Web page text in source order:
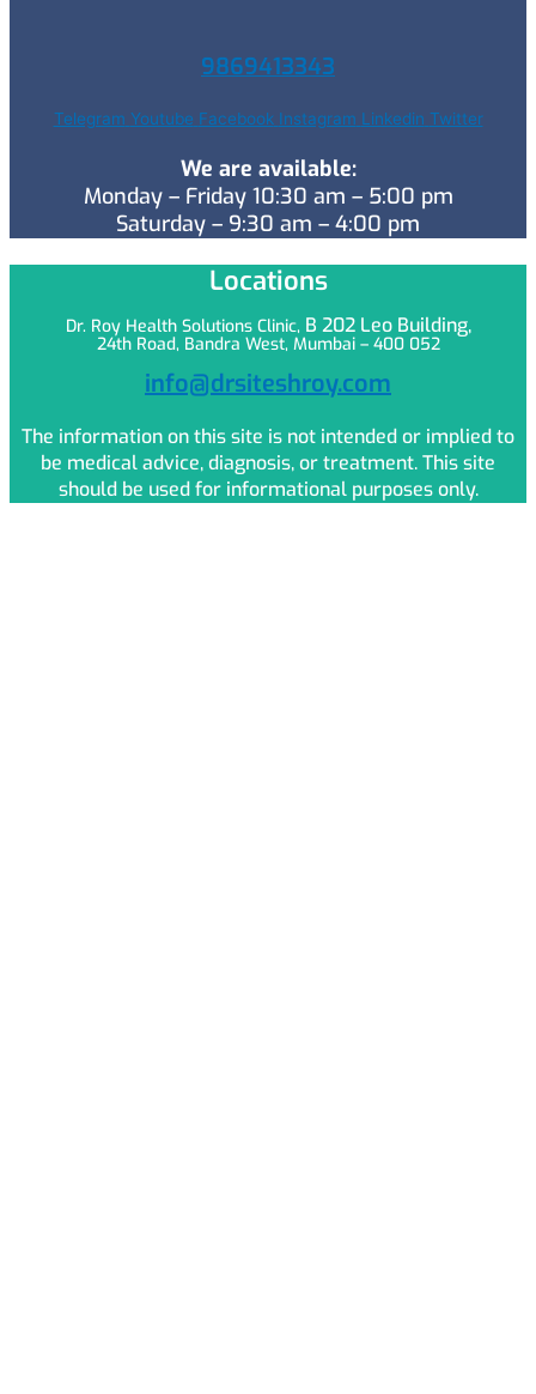
9869413343
Telegram Youtube Facebook Instagram Linkedin Twitter
We are available:
Monday – Friday 10:30 am – 5:00 pm
Saturday – 9:30 am – 4:00 pm
Locations
Dr. Roy Health Solutions Clinic, B 202 Leo Building,
24th Road, Bandra West, Mumbai – 400 052
info@drsiteshroy.com
The information on this site is not intended or implied to
be medical advice, diagnosis, or treatment. This site
should be used for informational purposes only.